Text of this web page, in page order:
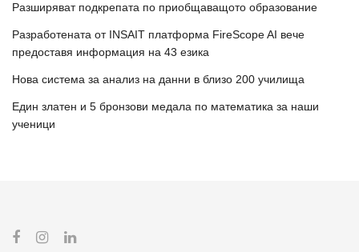
Разширяват подкрепата по приобщаващото образование
Разработената от INSAIT платформа FireScope AI вече
предоставя информация на 43 езика
Нова система за анализ на данни в близо 200 училища
Един златен и 5 бронзови медала по математика за наши
ученици